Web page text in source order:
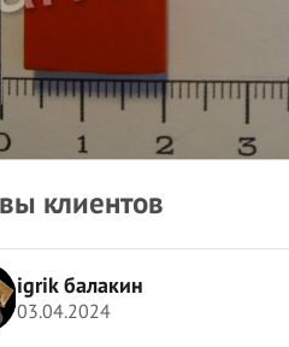
клиентов
igrik балакин
03.04.2024